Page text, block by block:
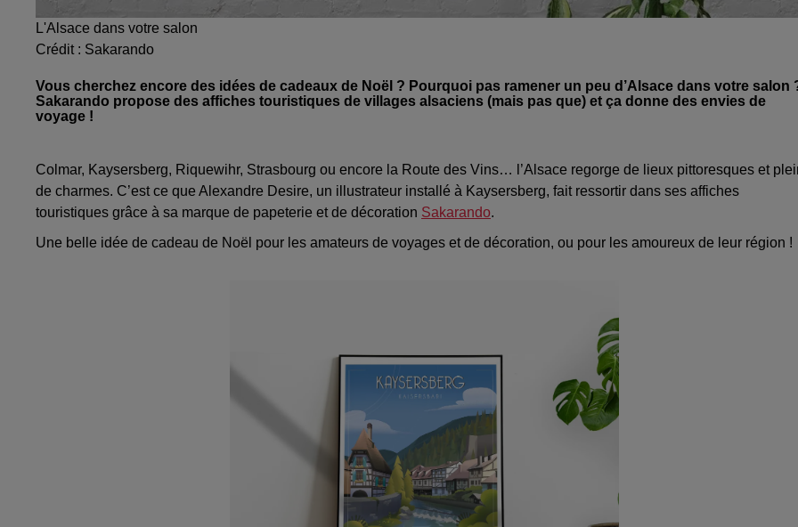
L'Alsace dans votre salon
Crédit : Sakarando
Vous cherchez encore des idées de cadeaux de Noël ? Pourquoi pas ramener un peu d’Alsace dans votre salon
Sakarando propose des affiches touristiques de villages alsaciens (mais pas que) et ça donne des envies de
voyage !
Colmar, Kaysersberg, Riquewihr, Strasbourg ou encore la Route des Vins… l’Alsace regorge de lieux pittoresques et
de charmes. C’est ce que Alexandre Desire, un illustrateur installé à Kaysersberg, fait ressortir dans ses affiches
touristiques grâce à sa marque de papeterie et de décoration Sakarando.
Une belle idée de cadeau de Noël pour les amateurs de voyages et de décoration, ou pour les amoureux de leur région !